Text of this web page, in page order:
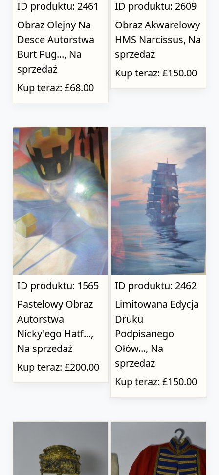
ID produktu: 2461
Obraz Olejny Na
Desce Autorstwa
Burt Pug..., Na
sprzedaż
Kup teraz: £68.00
ID produktu: 2609
Obraz Akwarelowy
HMS Narcissus, Na
sprzedaż
Kup teraz: £150.00
ID produktu: 1565
Pastelowy Obraz
Autorstwa
Nicky'ego Hatf...,
Na sprzedaż
Kup teraz: £200.00
ID produktu: 2462
Limitowana Edycja
Druku
Podpisanego
Ołów..., Na
sprzedaż
Kup teraz: £150.00